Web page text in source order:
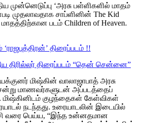
முன்னெடுப்பு ‘அரசு பள்ளிகளில் மாதம்
முதலாவதாக சாப்ளினின் The Kid
படம் Children of Heaven.
திரைப்படம் !!
திரில்லர் திரைப்படம் “தென் சென்னை”
மிஷ்கின் வாலாஜாபாத் அரசு
மாணவர்களுடன் அப்படத்தைப்
மிஷ்கினிடம் குழந்தைகள் கேள்விகள்
நடந்தது. உரையாடலின் இடையில்
வரை பெய்ய, “இந்த உன்னதமான